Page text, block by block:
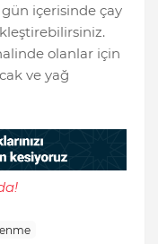
içerisinde çay
olanlar için
ve yağ